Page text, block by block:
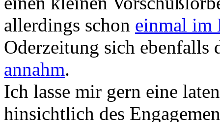
allerdings schon einmal im
Oderzeitung sich ebenfalls
annahm.
Ich lasse mir gern eine
hinsichtlich des